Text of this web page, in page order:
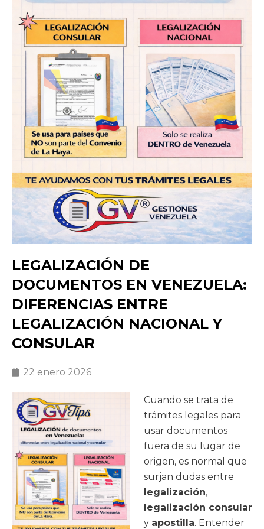
LEGALIZACIÓN DE
DOCUMENTOS EN VENEZUELA:
DIFERENCIAS ENTRE
LEGALIZACIÓN NACIONAL Y
CONSULAR
22 enero 2026
Cuando se trata de
trámites legales para
usar documentos
fuera de su lugar de
origen, es normal que
surjan dudas entre
legalización,
legalización consular
y apostilla. Entender